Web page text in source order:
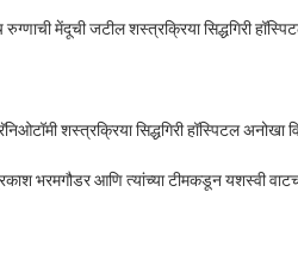
मेंदूची जटील शस्त्रक्रिया सिद्धगिरी
शस्त्रक्रिया सिद्धगिरी हॉस्पिटल अनोखा
भरमगौडर आणि त्यांच्या टीमकडून यशस्वी